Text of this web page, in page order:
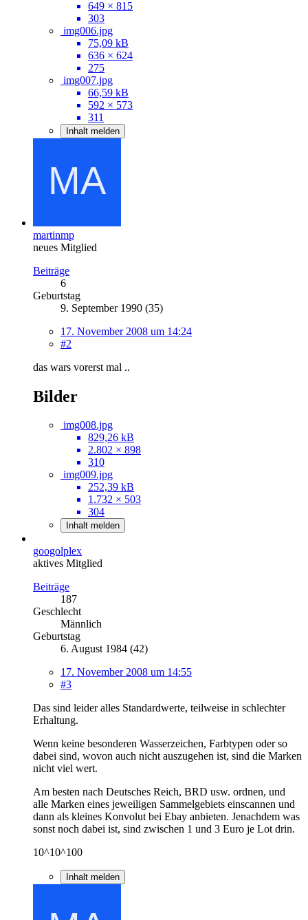
649 × 815
303
img006.jpg
75,09 kB
636 × 624
275
img007.jpg
66,59 kB
592 × 573
311
Inhalt melden
martinmp
neues Mitglied
Beiträge
6
Geburtstag
9. September 1990 (35)
17. November 2008 um 14:24
#2
das wars vorerst mal ..
Bilder
img008.jpg
829,26 kB
2.802 × 898
310
img009.jpg
252,39 kB
1.732 × 503
304
Inhalt melden
googolplex
aktives Mitglied
Beiträge
187
Geschlecht
Männlich
Geburtstag
6. August 1984 (42)
17. November 2008 um 14:55
#3
Das sind leider alles Standardwerte, teilweise in schlechter
Erhaltung.
Wenn keine besonderen Wasserzeichen, Farbtypen oder so
dabei sind, wovon auch nicht auszugehen ist, sind die Marken
nicht viel wert.
Am besten nach Deutsches Reich, BRD usw. ordnen, und
alle Marken eines jeweiligen Sammelgebiets einscannen und
dann als kleines Konvolut bei Ebay anbieten. Jenachdem was
sonst noch dabei ist, sind zwischen 1 und 3 Euro je Lot drin.
10^10^100
Inhalt melden